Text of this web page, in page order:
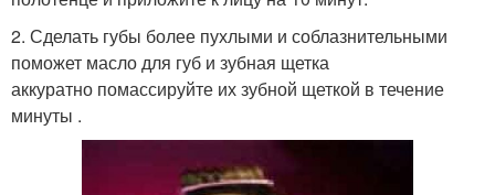
2. Сделать губы более пухлыми и соблазнительными
поможет масло для губ и зубная щетка
аккуратно помассируйте их зубной щеткой в течение
минуты .